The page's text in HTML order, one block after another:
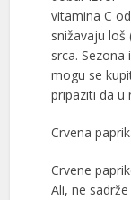
vitamina C
snižavaju
srca.
mogu se
pripaziti da u
Crvena
Crvene
Ali, ne